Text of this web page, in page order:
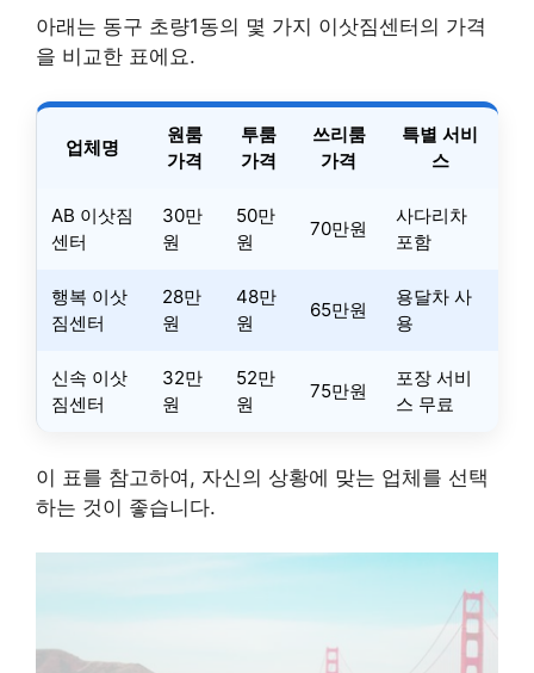
아래는 동구 초량1동의 몇 가지 이삿짐센터의 가격
을 비교한 표에요.
업체명
원룸
가격
투룸
가격
쓰리룸
가격
특별 서비
스
AB 이삿짐
센터
30만
원
50만
원
70만원
사다리차
포함
행복 이삿
짐센터
28만
원
48만
원
65만원
용달차 사
용
신속 이삿
짐센터
32만
원
52만
원
75만원
포장 서비
스 무료
이 표를 참고하여, 자신의 상황에 맞는 업체를 선택
하는 것이 좋습니다.